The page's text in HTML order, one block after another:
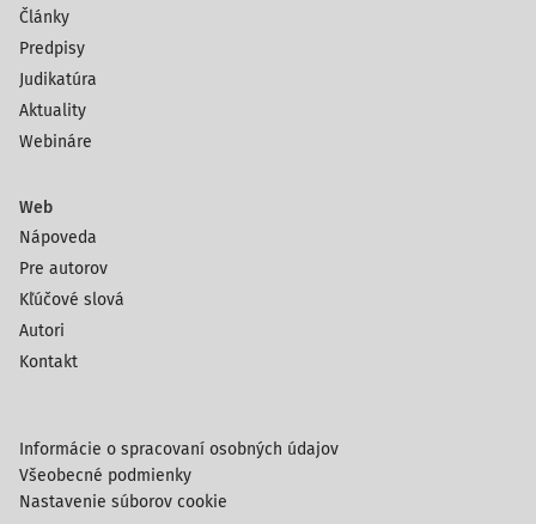
Články
Predpisy
Judikatúra
Aktuality
Webináre
Web
Nápoveda
Pre autorov
Kľúčové slová
Autori
Kontakt
Informácie o spracovaní osobných údajov
Všeobecné podmienky
Nastavenie súborov cookie